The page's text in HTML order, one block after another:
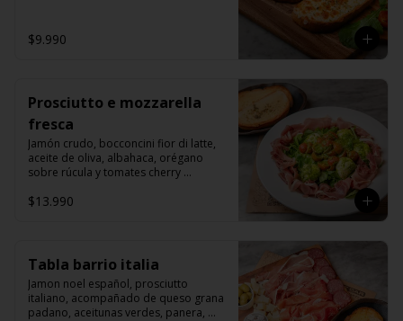
$9.990
Prosciutto e mozzarella
fresca
Jamón crudo, bocconcini fior di latte,
aceite de oliva, albahaca, orégano
sobre rúcula y tomates cherry
$13.990
Tabla barrio italia
Jamon noel español, prosciutto
italiano, acompañado de queso grana
padano, aceitunas verdes, panera,